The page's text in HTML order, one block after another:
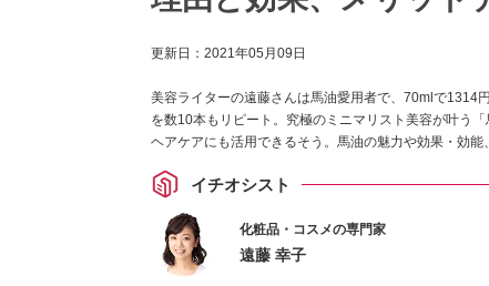
更新日： 2021年05月09日
美容ライターの遠藤さんは馬油愛用者で、70mlで1314
を数10本もリピート。究極のミニマリスト美容が叶う
ヘアケアにも活用できるそう。馬油の魅力や効果・効能
イチオシスト
化粧品・コスメの専門家
遠藤 幸子